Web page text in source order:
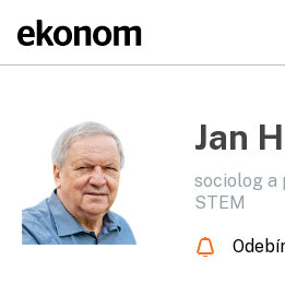
Jan
sociolog a
STEM